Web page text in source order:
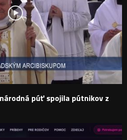
púť spojila pútnikov z